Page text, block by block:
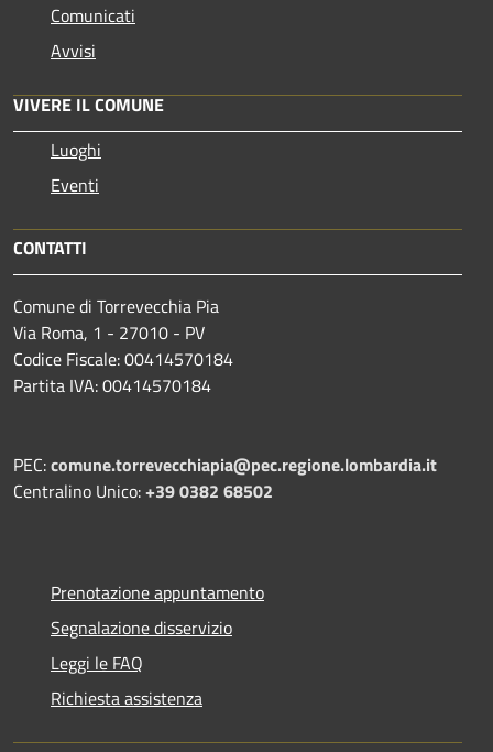
Comunicati
Avvisi
VIVERE IL COMUNE
Luoghi
Eventi
CONTATTI
Comune di Torrevecchia Pia
Via Roma, 1 - 27010 - PV
Codice Fiscale: 00414570184
Partita IVA: 00414570184
PEC:comune.torrevecchiapia@pec.regione.lombardia.it
Centralino Unico:+39 0382 68502
Prenotazione appuntamento
Segnalazione disservizio
Leggi le FAQ
Richiesta assistenza